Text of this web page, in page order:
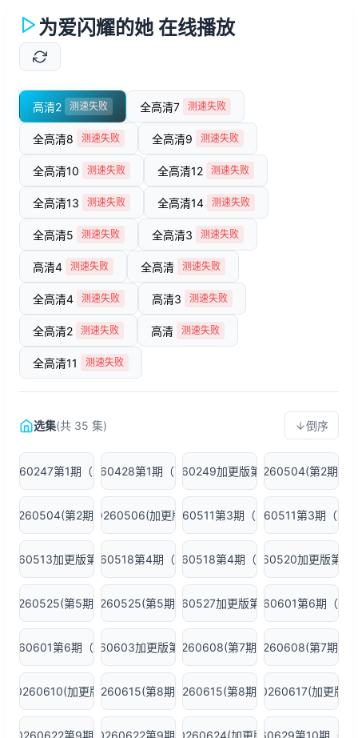
为爱闪耀的她 在线播放
高清2 测速失败 全高清7 测速失败
全高清8 测速失败 全高清9 测速失败
全高清10 测速失败 全高清12 测速失败
全高清13 测速失败 全高清14 测速失败
全高清5 测速失败 全高清3 测速失败
高清4 测速失败 全高清 测速失败
全高清4 测速失败 高清3 测速失败
全高清2 测速失败 高清 测速失败
全高清11 测速失败
选集(共 35 集) 倒序
第1期（上）
20260428第1期（下）20260249加更版第1期20260504(第2期上)
20260504(第2期下)20260506(加更版)20260511第3期（上）20260511第3期（下
加更版第3期
20260518第4期（上）20260518第4期（下）20260520加更版第4
20260525(第5期上)20260525(第5期下)20260527加更版第5期20260601第6期（上
第6期（下）
20260603加更版第6期20260608(第7期上)20260608(第7期下)
20260610(加更版)20260615(第8期上)20260615(第8期下)20260617(加更版)
20260622第9期上20260622第9期下20260624(加更版)20260629第10期（上